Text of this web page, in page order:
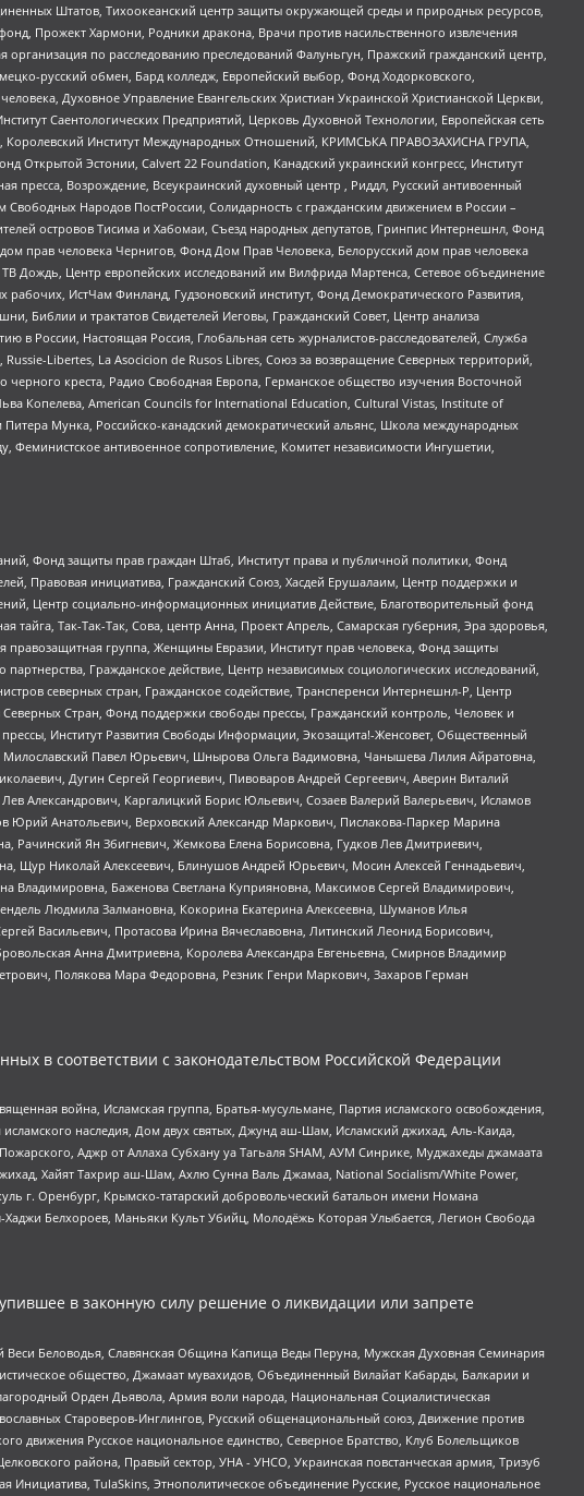
Штатов, Тихоокеанский центр защиты окружающей среды и природных ресурсов,
Прожект Хармони, Родники дракона, Врачи против насильственного извлечения
по расследованию преследований Фалуньгун, Пражский гражданский центр,
русский обмен, Бард колледж, Европейский выбор, Фонд Ходорковского,
Духовное Управление Евангельских Христиан Украинской Христианской Церкви,
Саентологических Предприятий, Церковь Духовной Технологии, Европейская сеть
Институт Международных Отношений, КРИМСЬКА ПРАВОЗАХИСНА ГРУПА,
Открытой Эстонии, Calvert 22 Foundation, Канадский украинский конгресс, Институт
Возрождение, Всеукраинский духовный центр , Риддл, Русский антивоенный
Народов ПостРоссии, Солидарность с гражданским движением в России –
островов Тисима и Хабомаи, Съезд народных депутатов, Гринпис Интернешнл, Фонд
прав человека Чернигов, Фонд Дом Прав Человека, Белорусский дом прав человека
Дождь, Центр европейских исследований им Вилфрида Мартенса, Сетевое объединение
ИстЧам Финланд, Гудзоновский институт, Фонд Демократического Развития,
Библии и трактатов Свидетелей Иеговы, Гражданский Совет, Центр анализа
в России, Настоящая Россия, Глобальная сеть журналистов-расследователей, Служба
Libertes, La Asocicion de Rusos Libres, Союз за возвращение Северных территорий,
креста, Радио Свободная Европа, Германское общество изучения Восточной
Копелева, American Councils for International Education, Cultural Vistas, Institute of
Мунка, Российско-канадский демократический альянс, Школа международных
антивоенное сопротивление, Комитет независимости Ингушетии,
Фонд защиты прав граждан Штаб, Институт права и публичной политики, Фонд
Правовая инициатива, Гражданский Союз, Хасдей Ерушалаим, Центр поддержки и
Центр социально-информационных инициатив Действие, Благотворительный фонд
Так-Так-Так, Сова, центр Анна, Проект Апрель, Самарская губерния, Эра здоровья,
группа, Женщины Евразии, Институт прав человека, Фонд защиты
Гражданское действие, Центр независимых социологических исследований,
северных стран, Гражданское содействие, Трансперенси Интернешнл-Р, Центр
Стран, Фонд поддержки свободы прессы, Гражданский контроль, Человек и
Институт Развития Свободы Информации, Экозащита!-Женсовет, Общественный
Милославский Павел Юрьевич, Шнырова Ольга Вадимовна, Чанышева Лилия Айратовна,
Дугин Сергей Георгиевич, Пивоваров Андрей Сергеевич, Аверин Виталий
Александрович, Каргалицкий Борис Юльевич, Созаев Валерий Валерьевич, Исламов
Юрий Анатольевич, Верховский Александр Маркович, Пислакова-Паркер Марина
Рачинский Ян Збигневич, Жемкова Елена Борисовна, Гудков Лев Дмитриевич,
Щур Николай Алексеевич, Блинушов Андрей Юрьевич, Мосин Алексей Геннадьевич,
Владимировна, Баженова Светлана Куприяновна, Максимов Сергей Владимирович,
Людмила Залмановна, Кокорина Екатерина Алексеевна, Шуманов Илья
Васильевич, Протасова Ирина Вячеславовна, Литинский Леонид Борисович,
Анна Дмитриевна, Королева Александра Евгеньевна, Смирнов Владимир
Полякова Мара Федоровна, Резник Генри Маркович, Захаров Герман
в соответствии с законодательством Российской Федерации
война, Исламская группа, Братья-мусульмане, Партия исламского освобождения,
наследия, Дом двух святых, Джунд аш-Шам, Исламский джихад, Аль-Каида,
Аджр от Аллаха Субхану уа Тагьаля SHAM, АУМ Синрике, Муджахеды джамаата
Хайят Тахрир аш-Шам, Ахлю Сунна Валь Джамаа, National Socialism/White Power,
г. Оренбург, Крымско-татарский добровольческий батальон имени Номана
Белхороев, Маньяки Культ Убийц, Молодёжь Которая Улыбается, Легион Свобода
в законную силу решение о ликвидации или запрете
Беловодья, Славянская Община Капища Веды Перуна, Мужская Духовная Семинария
общество, Джамаат мувахидов, Объединенный Вилайат Кабарды, Балкарии и
Орден Дьявола, Армия воли народа, Национальная Социалистическая
Староверов-Инглингов, Русский общенациональный союз, Движение против
движения Русское национальное единство, Северное Братство, Клуб Болельщиков
района, Правый сектор, УНА - УНСО, Украинская повстанческая армия, Тризуб
TulaSkins, Этнополитическое объединение Русские, Русское национальное